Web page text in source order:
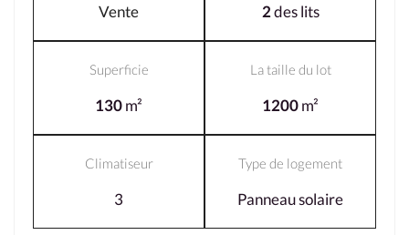
Vente 2des lits
Superficie
130m²
La taille du lot
1200m²
Climatiseur
3
Type de logement
Panneau solaire